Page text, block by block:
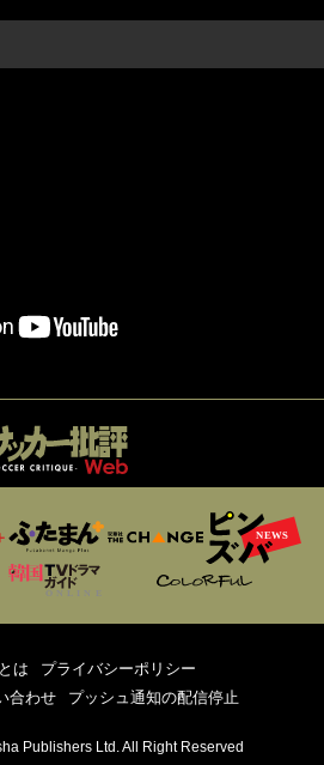
は
プライバシーポリシー
合わせ プッシュ通知の配信停止
Publishers Ltd. All Right Reserved